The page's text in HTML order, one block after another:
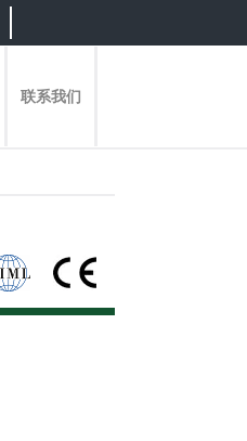
联系我们